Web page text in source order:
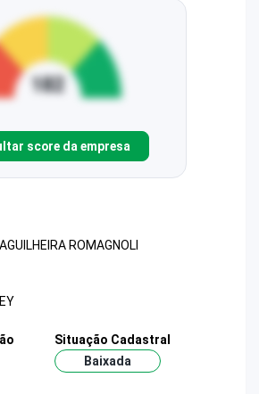
score da empresa
ROMAGNOLI
Situação Cadastral
Baixada